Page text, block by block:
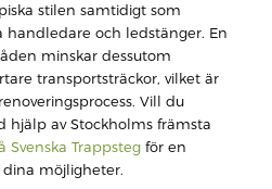
stilen samtidigt som
handledare och ledstänger. En
minskar dessutom
transportsträckor, vilket är
Vill du
hjälp av Stockholms främsta
Svenska Trappstegför en
möjligheter.